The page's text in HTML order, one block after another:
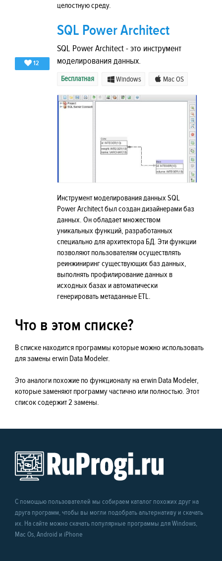
целостную среду.
12
SQL Power Architect
SQL Power Architect - это инструмент
моделирования данных.
Бесплатная Windows Mac OS
Инструмент моделирования данных SQL
Power Architect был создан дизайнерами баз
данных. Он обладает множеством
уникальных функций, разработанных
специально для архитектора БД. Эти функции
позволяют пользователям осуществлять
реинжиниринг существующих баз данных,
выполнять профилирование данных в
исходных базах и автоматически
генерировать метаданные ETL.
Что в этом списке?
В списке находится программы которые можно использовать
для замены erwin Data Modeler.
Это аналоги похожие по функционалу на erwin Data Modeler,
которые заменяют программу частично или полностью. Этот
список содержит 2 замены.
С помощью пользователей мы собираем каталог похожих друг на
друга программ, чтобы вы могли подобрать альтернативу и скачать
их. На сайте можно скачать популярные программы для Windows,
Mac Os, Android и iPhone